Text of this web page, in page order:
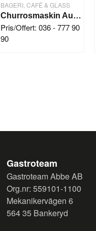
BAGERI, CAFÉ & GLASS
Churrosmaskin Automatisk (4 kg deg)
Pris/Offert: 036 - 777 90
90
Gastroteam
Gastroteam Abbe AB
Org.nr: 559101-1100
Mekanikervägen 6
564 35 Bankeryd